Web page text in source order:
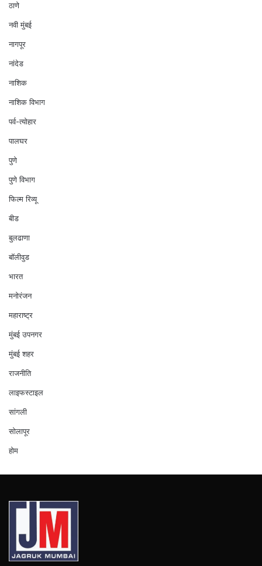
ठाणे
नवी मुंबई
नागपूर
नांदेड
नाशिक
नाशिक विभाग
पर्व-त्योहार
पालघर
पुणे
पुणे विभाग
फिल्म रिव्यू
बीड
बुलढाणा
बॉलीवुड
भारत
मनोरंजन
महाराष्ट्र
मुंबई उपनगर
मुंबई शहर
राजनीति
लाइफस्टाइल
सांगली
सोलापूर
होम